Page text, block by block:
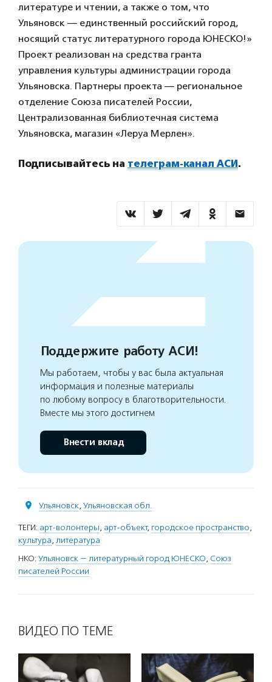
литературе и чтении, а также о том, что
Ульяновск — единственный российский город,
носящий статус литературного города ЮНЕСКО!»
Проект реализован на средства гранта
управления культуры администрации города
Ульяновска. Партнеры проекта — региональное
отделение Союза писателей России,
Централизованная библиотечная система
Ульяновска, магазин «Леруа Мерлен».
Подписывайтесь на телеграм-канал АСИ.
Поддержите работу АСИ!
Мы работаем, чтобы у вас была актуальная
информация и полезные материалы
по любому вопросу в благотворительности.
Вместе мы этого достигнем
Внести вклад
Ульяновск, Ульяновская обл.
ТЕГИ: арт-волонтеры, арт-объект, городское пространство,
культура, литература
НКО: Ульяновск — литературный город ЮНЕСКО, Союз
писателей России
ВИДЕО ПО ТЕМЕ